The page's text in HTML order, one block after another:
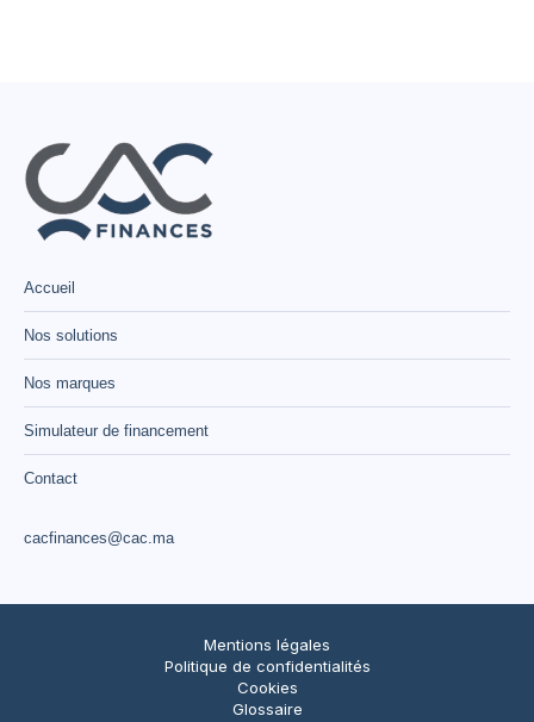
Accueil
Nos solutions
Nos marques
Simulateur de financement
Contact
cacfinances@cac.ma
Mentions légales
Politique de confidentialités
Cookies
Glossaire